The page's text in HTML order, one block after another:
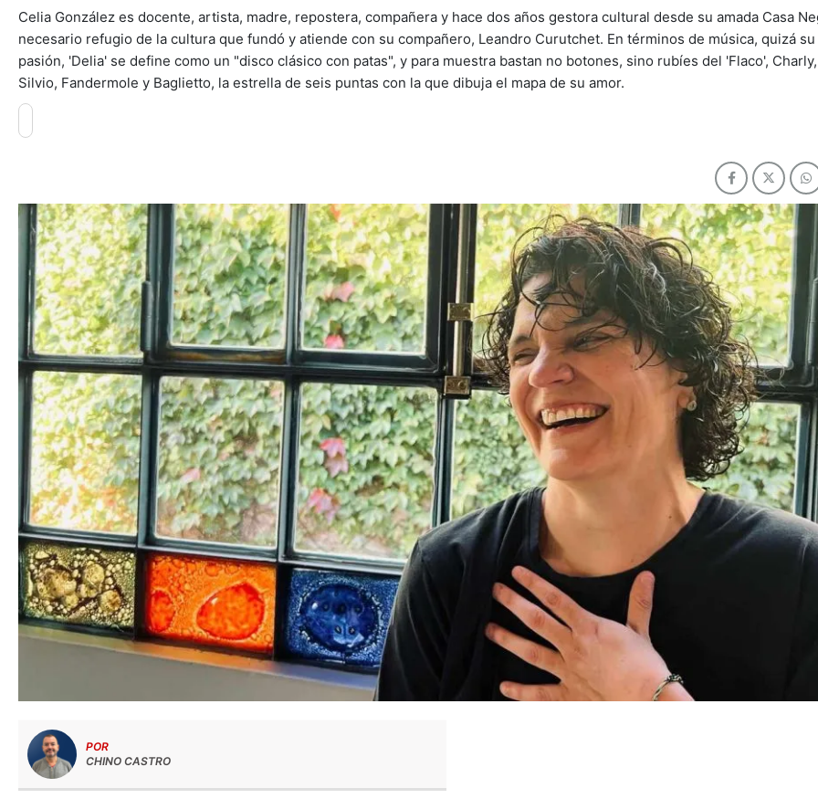
Celia González es docente, artista, madre, repostera, compañera y hace dos años gestora cultural desde su amada Casa
necesario refugio de la cultura que fundó y atiende con su compañero, Leandro Curutchet. En términos de música, quizá su
pasión, 'Delia' se define como un "disco clásico con patas", y para muestra bastan no botones, sino rubíes del 'Flaco',
Silvio, Fandermole y Baglietto, la estrella de seis puntas con la que dibuja el mapa de su amor.
POR
CHINO CASTRO